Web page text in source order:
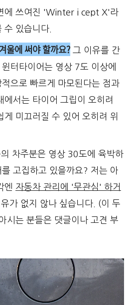
에 쓰여진 'Winter i cept X'라
수 있습니다.
울에 써야 할까요? 그 이유를 간
터타이어는 영상 7도 이상에
으로 빠르게 마모된다는 점과
에서는 타이어 그립이 오히려
게 미끄러질 수 있어 오히려 위
차주분은 영상 30도에 육박하
고집하고 있을까요? 저는 아
엔 자동차 관리에 '무관심' 하거
가 없지 않나 싶습니다. (이 두
시는 분들은 댓글이나 고견 부